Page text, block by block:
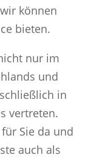
können
bieten.
nur im
und
in
vertreten.
Sie da und
auch als